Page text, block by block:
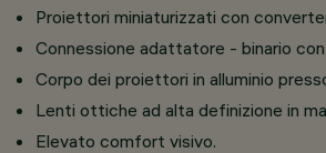
Proiettori miniaturizzati con
Connessione adattatore - binario
Corpo dei proiettori in alluminio
Lenti ottiche ad alta definizione in
Elevato comfort visivo.